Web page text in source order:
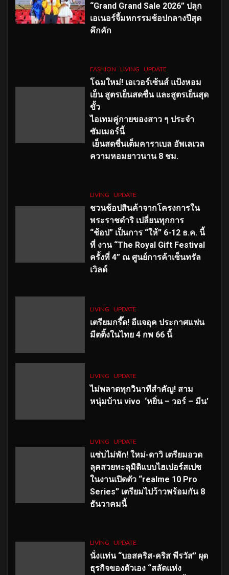
“Grand Grand Sale 2026” ปลุก
เอเนอร์จี้มหกรรมช้อปกลางปีสุด
คึกคัก
FASHION LIVING UPDATE
โฉมใหม่! เอเวอร์เซ้นส์ แป้งหอม
เย็น สูตรเย็นสดชื่น และสูตรเย็นสุด
ขั้ว
ไอเทมคู่กายของสาว ๆ ประจำ
ซัมเมอร์นี้
เย็นสดชื่นเต็มคาราเบล อัพเลเวล
ความหอมยาวนาน 8 ชม.
LIVING UPDATE
ชวนช้อปสินค้าจากโครงการใน
พระราชดำริ เปลี่ยนทุกการ
“ช้อป” เป็นการ “ให้” 6-12 ธ.ค. นี้
ที่ งาน “The Royal Gift Festival
ครั้งที่ 4” ณ ศูนย์การค้าเซ็นทรัล
เวิลด์
LIVING UPDATE
เตรียมกรี๊ด! อีแจอุค ประกาศแฟน
มีตติ้งในไทย 4 กพ 66 นี้
LIVING UPDATE
ไม่พลาดทุกวินาทีสำคัญ! สาม
หนุ่มบ้าน vivo ‘หยิ่น – วอร์ – มีน’
LIVING UPDATE
แซ่บไม่พัก! ใหม่-ดาวิ เตรียมอวด
ลุคสวยทะลุมิติแบบไฮเปอร์สเปซ
ในงานเปิดตัว “realme 10 Pro
Series” เตรียมไปว้าวพร้อมกัน 8
ธันวาคมนี้
LIVING UPDATE
นั่งแท่น “บอสคริส-คริส พีรวัส” ผุด
ธุรกิจของตัวเอง “สลัดแห่ง